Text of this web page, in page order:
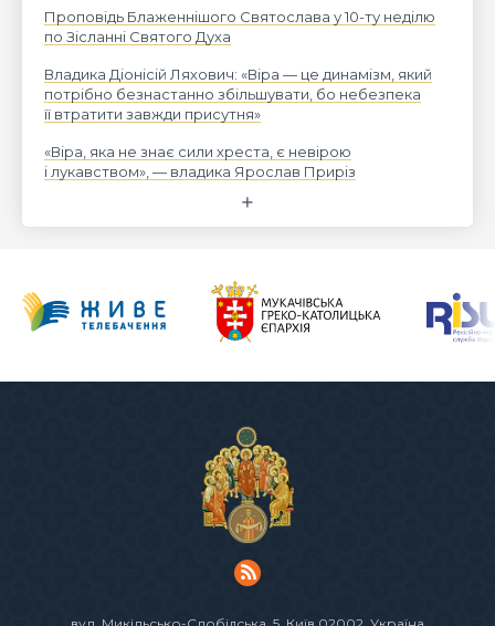
Проповідь Блаженнішого Святослава у 10-ту неділю
по Зісланні Святого Духа
Владика Діонісій Ляхович: «Віра — це динамізм, який
потрібно безнастанно збільшувати, бо небезпека
її втратити завжди присутня»
«Віра, яка не знає сили хреста, є невірою
і лукавством», — владика Ярослав Приріз